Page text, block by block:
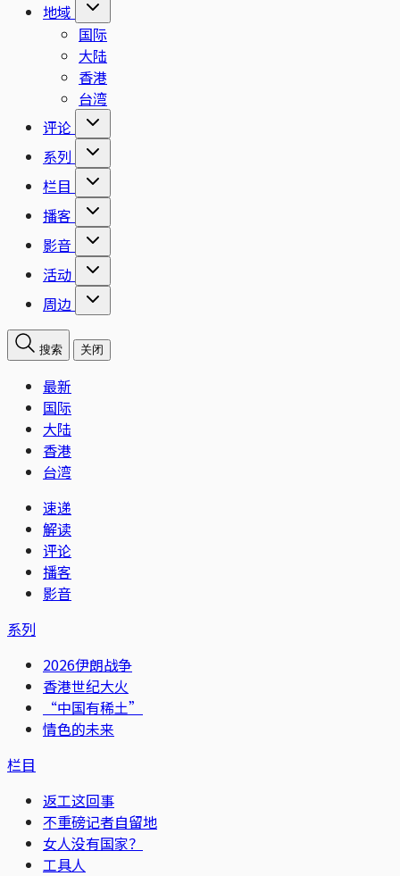
地域
国际
大陆
香港
台湾
评论
系列
栏目
播客
影音
活动
周边
搜索 关闭
最新
国际
大陆
香港
台湾
速递
解读
评论
播客
影音
系列
2026伊朗战争
香港世纪大火
“中国有稀土”
情色的未来
栏目
返工这回事
不重磅记者自留地
女人没有国家？
工具人